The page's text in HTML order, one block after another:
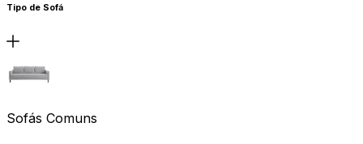
Tipo de Sofá
Sofás Comuns